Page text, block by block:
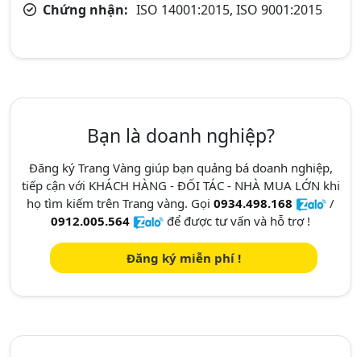
Chứng nhận: ISO 14001:2015, ISO 9001:2015
Bạn là doanh nghiệp?
Đăng ký Trang Vàng giúp bạn quảng bá doanh nghiệp,
tiếp cận với KHÁCH HÀNG - ĐỐI TÁC - NHÀ MUA LỚN khi
họ tìm kiếm trên Trang vàng. Gọi 0934.498.168
/
0912.005.564
để được tư vấn và hỗ trợ !
Đăng ký miễn phí !